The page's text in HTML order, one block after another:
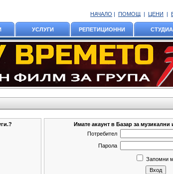
НАЧАЛО | ПОМОЩ | ЦЕНИ |
УСЛУГИ РЕПЕТИЦИОННИ СТУДИА
Имате акаунт в Базар за музикални
Потребител
Парола
Запомни